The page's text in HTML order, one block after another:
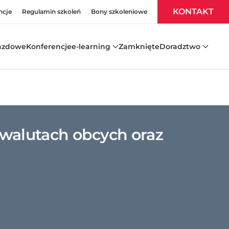
Regulamin szkoleń Bony szkoleniowe KONTAKT
Konferencjee-learning ZamknięteDoradztwo
obcych oraz